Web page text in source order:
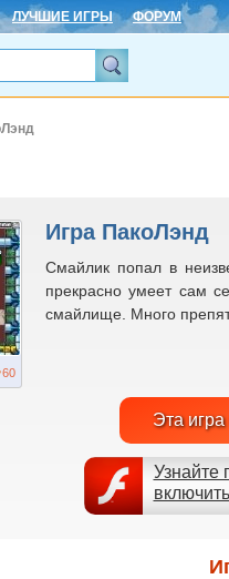
ЛУЧШИЕ ИГРЫ ФОРУМ
Игра ПакоЛэнд
Смайлик попал в
прекрасно умеет сам
смайлище. Много
Эта
Узнайте
60